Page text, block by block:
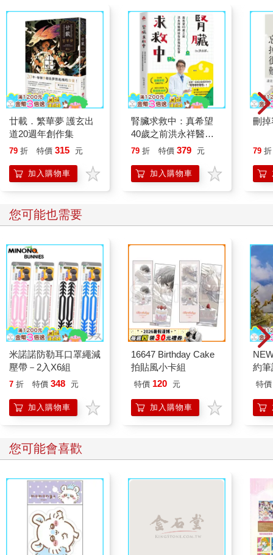
廿載．繁華夢 護玄出
道20週年創作集
79 折 特價 315 元
加入購物車
腎臟求救中：真希望
40歲之前洪永祥醫師
就告訴我這些事
79 折 特價 379 元
加入購物車
刪
79 折
您可能也需要
米諾諾防勒耳口罩繩減
壓帶－2入X6組
7 折 特價 348 元
加入購物車
16647 Birthday Cake
拍貼風小卡組
特價 120 元
加入購物車
約
特價
您可能會喜歡